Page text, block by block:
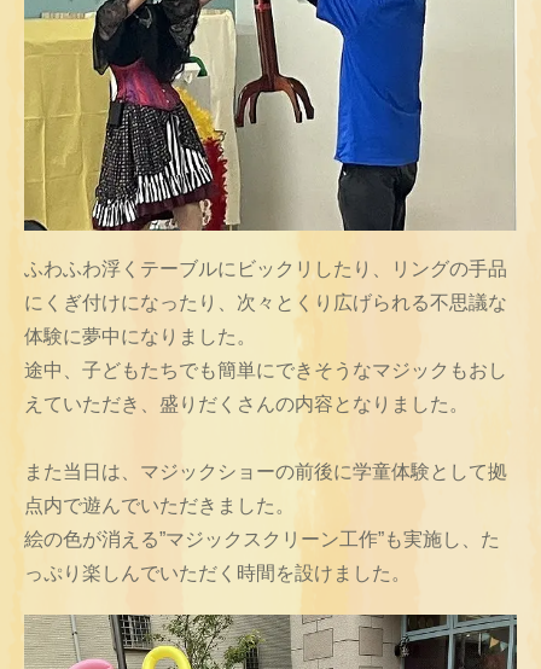
ふわふわ浮くテーブルにビックリしたり、リングの手品
にくぎ付けになったり、次々とくり広げられる不思議な
体験に夢中になりました。
途中、子どもたちでも簡単にできそうなマジックもおし
えていただき、盛りだくさんの内容となりました。
また当日は、マジックショーの前後に学童体験として拠
点内で遊んでいただきました。
絵の色が消える”マジックスクリーン工作”も実施し、た
っぷり楽しんでいただく時間を設けました。